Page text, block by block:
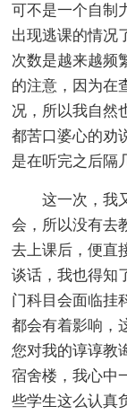
可不是一个自制
出现逃课的情况
次数是越来越频
的注意，因为在
况，所以我自然
都苦口婆心的劝
是在听完之后隔
这一次，我
会，所以没有去
去上课后，便直
谈话，我也得知
门科目会面临挂
都会有着影响，
您对我的谆谆教
宿舍楼，我心中
些学生这么认真